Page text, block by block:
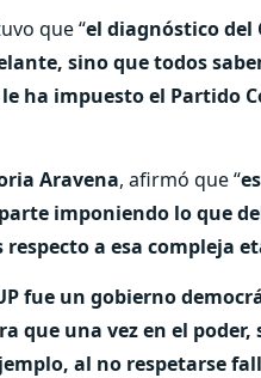
que “el diagnóstico del
sino que todos
ha impuesto el Partido
Aravena, afirmó que “
imponiendo lo que
a esa compleja
fue un gobierno
que una vez en el
al no respetarse